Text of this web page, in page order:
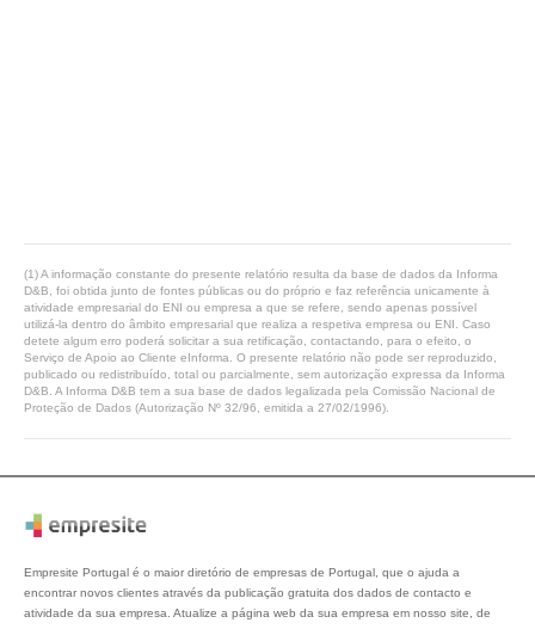
(1) A informação constante do presente relatório resulta da base de dados da Informa
D&B, foi obtida junto de fontes públicas ou do próprio e faz referência unicamente à
atividade empresarial do ENI ou empresa a que se refere, sendo apenas possível
utilizá-la dentro do âmbito empresarial que realiza a respetiva empresa ou ENI. Caso
detete algum erro poderá solicitar a sua retificação, contactando, para o efeito, o
Serviço de Apoio ao Cliente eInforma. O presente relatório não pode ser reproduzido,
publicado ou redistribuído, total ou parcialmente, sem autorização expressa da Informa
D&B. A Informa D&B tem a sua base de dados legalizada pela Comissão Nacional de
Proteção de Dados (Autorização Nº 32/96, emitida a 27/02/1996).
Empresite Portugal é o maior diretório de empresas de Portugal, que o ajuda a
encontrar novos clientes através da publicação gratuita dos dados de contacto e
atividade da sua empresa. Atualize a página web da sua empresa em nosso site, de